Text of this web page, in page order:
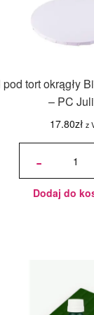
pod tort okrągły
– PC
17.80zł z
-
ilość
okrągły
Biały Ø
h 1 cm -
PC
Dodaj do